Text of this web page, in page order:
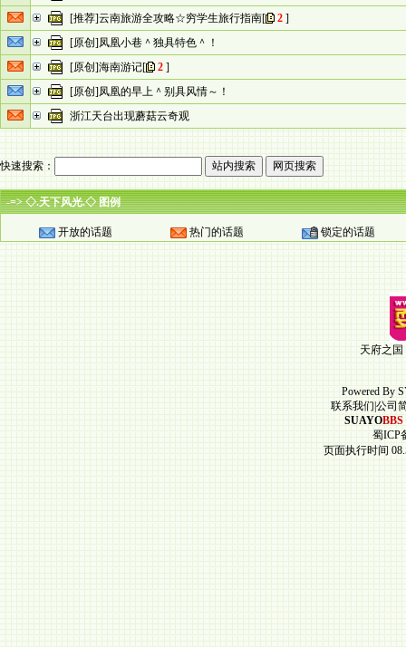
[推荐]云南旅游全攻略☆穷学生旅行指南[ 2 ]
[原创]凤凰小巷＾独具特色＾！
[原创]海南游记[ 2 ]
[原创]凤凰的早上＾别具风情～！
浙江天台出现蘑菇云奇观
快速搜索：
-=> ◇.天下风光.◇ 图例
开放的话题 热门的话题 锁定的话题
天府之
Powered By
联系我们 公司
SUAYOBBS
蜀ICP
页面执行时间